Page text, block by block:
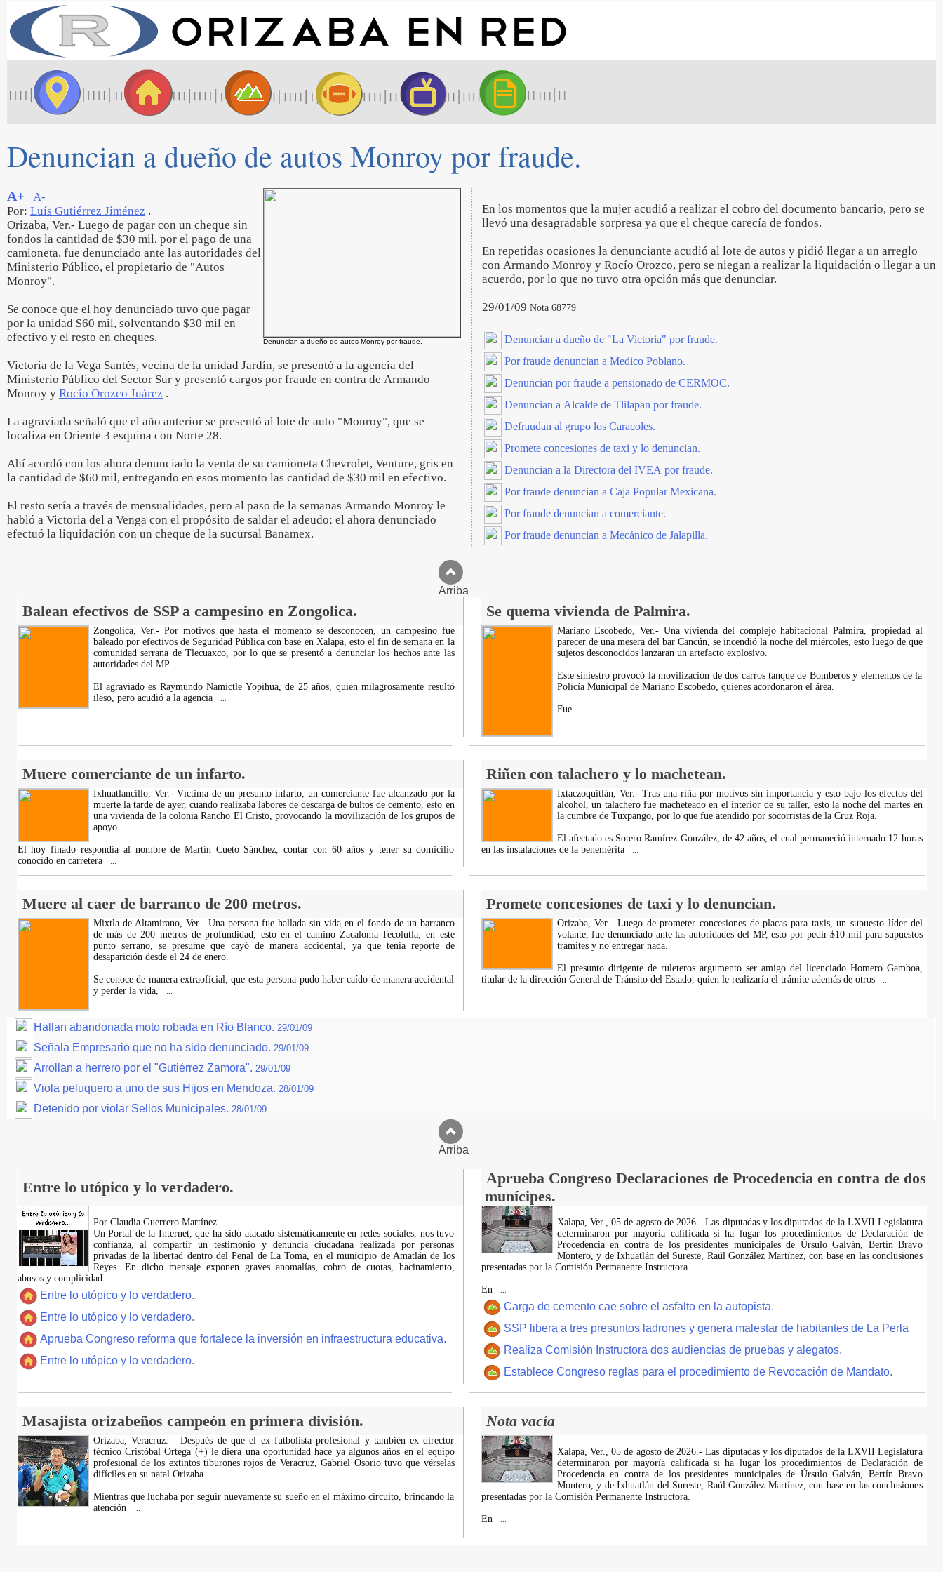
Denuncian a dueño de autos Monroy por fraude.
Denuncian a dueño de autos Monroy por fraude.
A+
A-
Por: Luís Gutiérrez Jiménez .
Orizaba, Ver.- Luego de pagar con un cheque sin
fondos la cantidad de $30 mil, por el pago de una
camioneta, fue denunciado ante las autoridades del
Ministerio Público, el propietario de "Autos
Monroy".
Se conoce que el hoy denunciado tuvo que pagar
por la unidad $60 mil, solventando $30 mil en
efectivo y el resto en cheques.
Victoria de la Vega Santés, vecina de la unidad Jardín, se presentó a la agencia del
Ministerio Público del Sector Sur y presentó cargos por fraude en contra de Armando
Monroy y Rocío Orozco Juárez .
La agraviada señaló que el año anterior se presentó al lote de auto "Monroy", que se
localiza en Oriente 3 esquina con Norte 28.
Ahí acordó con los ahora denunciado la venta de su camioneta Chevrolet, Venture, gris en
la cantidad de $60 mil, entregando en esos momento las cantidad de $30 mil en efectivo.
El resto sería a través de mensualidades, pero al paso de la semanas Armando Monroy le
habló a Victoria del a Venga con el propósito de saldar el adeudo; el ahora denunciado
efectuó la liquidación con un cheque de la sucursal Banamex.
En los momentos que la mujer acudió a realizar el cobro del documento bancario, pero se
llevó una desagradable sorpresa ya que el cheque carecía de fondos.
En repetidas ocasiones la denunciante acudió al lote de autos y pidió llegar a un arreglo
con Armando Monroy y Rocío Orozco, pero se niegan a realizar la liquidación o llegar a un
acuerdo, por lo que no tuvo otra opción más que denunciar.
29/01/09 Nota 68779
Denuncian a dueño de "La Victoria" por fraude.
Por fraude denuncian a Medico Poblano.
Denuncian por fraude a pensionado de CERMOC.
Denuncian a Alcalde de Tlilapan por fraude.
Defraudan al grupo los Caracoles.
Promete concesiones de taxi y lo denuncian.
Denuncian a la Directora del IVEA por fraude.
Por fraude denuncian a Caja Popular Mexicana.
Por fraude denuncian a comerciante.
Por fraude denuncian a Mecánico de Jalapilla.
Arriba
Balean efectivos de SSP a campesino en Zongolica. Se quema vivienda de Palmira.
Zongolica, Ver.- Por motivos que hasta el momento se desconocen, un campesino fue
baleado por efectivos de Seguridad Pública con base en Xalapa, esto el fin de semana en la
comunidad serrana de Tlecuaxco, por lo que se presentó a denunciar los hechos ante las
autoridades del MP
El agraviado es Raymundo Namictle Yopihua, de 25 años, quien milagrosamente resultó
ileso, pero acudió a la agencia
Mariano Escobedo, Ver.- Una vivienda del complejo habitacional Palmira, propiedad al
parecer de una mesera del bar Cancún, se incendió la noche del miércoles, esto luego de que
sujetos desconocidos lanzaran un artefacto explosivo.
Este siniestro provocó la movilización de dos carros tanque de Bomberos y elementos de la
Policía Municipal de Mariano Escobedo, quienes acordonaron el área.
Fue
Muere comerciante de un infarto. Riñen con talachero y lo machetean.
Ixhuatlancillo, Ver.- Víctima de un presunto infarto, un comerciante fue alcanzado por la
muerte la tarde de ayer, cuando realizaba labores de descarga de bultos de cemento, esto en
una vivienda de la colonia Rancho El Cristo, provocando la movilización de los grupos de
apoyo.
El hoy finado respondía al nombre de Martín Cueto Sánchez, contar con 60 años y tener su domicilio
conocido en carretera
Ixtaczoquitlán, Ver.- Tras una riña por motivos sin importancia y esto bajo los efectos del
alcohol, un talachero fue macheteado en el interior de su taller, esto la noche del martes en
la cumbre de Tuxpango, por lo que fue atendido por socorristas de la Cruz Roja.
El afectado es Sotero Ramírez González, de 42 años, el cual permaneció internado 12 horas
en las instalaciones de la benemérita
Muere al caer de barranco de 200 metros. Promete concesiones de taxi y lo denuncian.
Mixtla de Altamirano, Ver.- Una persona fue hallada sin vida en el fondo de un barranco
de más de 200 metros de profundidad, esto en el camino Zacaloma-Tecolutla, en este
punto serrano, se presume que cayó de manera accidental, ya que tenia reporte de
desaparición desde el 24 de enero.
Se conoce de manera extraoficial, que esta persona pudo haber caído de manera accidental
y perder la vida,
Orizaba, Ver.- Luego de prometer concesiones de placas para taxis, un supuesto líder del
volante, fue denunciado ante las autoridades del MP, esto por pedir $10 mil para supuestos
tramites y no entregar nada.
El presunto dirigente de ruleteros argumento ser amigo del licenciado Homero Gamboa,
titular de la dirección General de Tránsito del Estado, quien le realizaría el trámite además de otros
Hallan abandonada moto robada en Río Blanco. 29/01/09
Señala Empresario que no ha sido denunciado. 29/01/09
Arrollan a herrero por el "Gutiérrez Zamora". 29/01/09
Viola peluquero a uno de sus Hijos en Mendoza. 28/01/09
Detenido por violar Sellos Municipales. 28/01/09
Arriba
Entre lo utópico y lo verdadero.
Aprueba Congreso Declaraciones de Procedencia en contra de dos
munícipes.
Por Claudia Guerrero Martínez.
​Un Portal de la Internet, que ha sido atacado sistemáticamente en redes sociales, nos tuvo
confianza, al compartir un testimonio y denuncia ciudadana realizada por personas
privadas de la libertad dentro del Penal de La Toma, en el municipio de Amatlán de los
Reyes. En dicho mensaje exponen graves anomalías, cobro de cuotas, hacinamiento,
abusos y complicidad
Entre lo utópico y lo verdadero..
Entre lo utópico y lo verdadero.
Aprueba Congreso reforma que fortalece la inversión en infraestructura educativa.
Entre lo utópico y lo verdadero.
Xalapa, Ver., 05 de agosto de 2026.- Las diputadas y los diputados de la LXVII Legislatura
determinaron por mayoría calificada si ha lugar los procedimientos de Declaración de
Procedencia en contra de los presidentes municipales de Úrsulo Galván, Bertín Bravo
Montero, y de Ixhuatlán del Sureste, Raúl González Martínez, con base en las conclusiones
presentadas por la Comisión Permanente Instructora.
En
Carga de cemento cae sobre el asfalto en la autopista.
SSP libera a tres presuntos ladrones y genera malestar de habitantes de La Perla
Realiza Comisión Instructora dos audiencias de pruebas y alegatos.
Establece Congreso reglas para el procedimiento de Revocación de Mandato.
Masajista orizabeños campeón en primera división. Nota vacía
Orizaba, Veracruz. - Después de que el ex futbolista profesional y también ex director
técnico Cristóbal Ortega (+) le diera una oportunidad hace ya algunos años en el equipo
profesional de los extintos tiburones rojos de Veracruz, Gabriel Osorio tuvo que vérselas
difíciles en su natal Orizaba.
Mientras que luchaba por seguir nuevamente su sueño en el máximo circuito, brindando la
atención
Xalapa, Ver., 05 de agosto de 2026.- Las diputadas y los diputados de la LXVII Legislatura
determinaron por mayoría calificada si ha lugar los procedimientos de Declaración de
Procedencia en contra de los presidentes municipales de Úrsulo Galván, Bertín Bravo
Montero, y de Ixhuatlán del Sureste, Raúl González Martínez, con base en las conclusiones
presentadas por la Comisión Permanente Instructora.
En